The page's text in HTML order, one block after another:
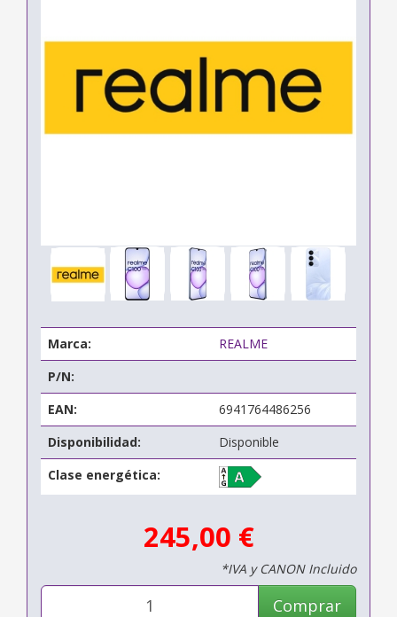
Marca:
REALME
P/N:
EAN:
6941764486256
Disponibilidad:
Disponible
Clase energética:
245,00 €
*IVA y CANON Incluido
Comprar